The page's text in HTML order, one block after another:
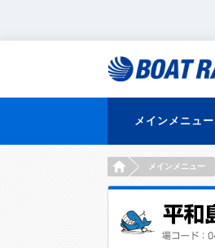
メインメニュー
HOMEメインメニュー